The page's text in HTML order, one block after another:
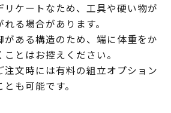
ケートなため、工具や硬い物が
る場合があります。
ある構造のため、端に体重をか
とはお控えください。
文時には有料の組立オプション
も可能です。